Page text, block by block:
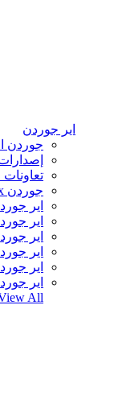
اير جوردن
جوردن
جوردن x ترافيس سكوت
اير
اير
اير
اير
اير
اير
All